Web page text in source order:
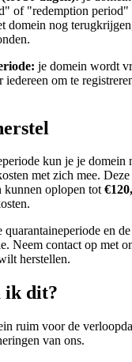
of "redemption period"
domein nog
je domein wordt
om te
kun je je domein
met zich mee.
kunnen oplopen tot
en
Neem contact op met
herstellen.
ik dit?
ruim voor de
van ons.